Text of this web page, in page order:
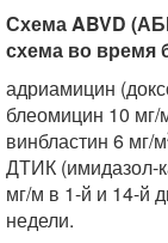
Схема ABVD
схема во время
адриамицин
блеомицин 10 мг/
винбластин 6 мг/м
ДТИК (имидазол-
мг/м в 1-й и 14-й
недели.